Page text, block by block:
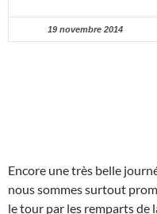
19 novembre 2014
Encore une très belle
nous sommes surtout
le tour par les remparts de